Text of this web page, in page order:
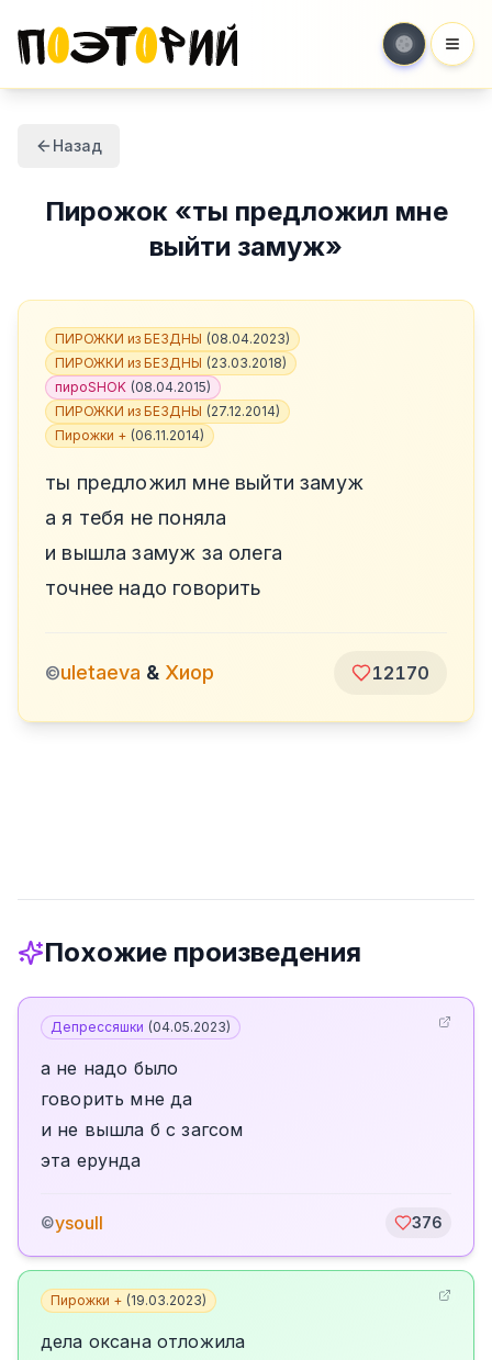
Назад
Пирожок«ты предложил мне
выйти замуж»
ПИРОЖКИ из БЕЗДНЫ (08.04.2023)
ПИРОЖКИ из БЕЗДНЫ (23.03.2018)
пироSHOK (08.04.2015)
ПИРОЖКИ из БЕЗДНЫ (27.12.2014)
Пирожки + (06.11.2014)
ты предложил мне выйти замуж
а я тебя не поняла
и вышла замуж за олега
точнее надо говорить
©uletaeva & Хиор 12170
Похожие произведения
Депрессяшки (04.05.2023)
а не надо было
говорить мне да
и не вышла б с загсом
эта ерунда
©ysoull 376
Пирожки + (19.03.2023)
дела оксана отложила